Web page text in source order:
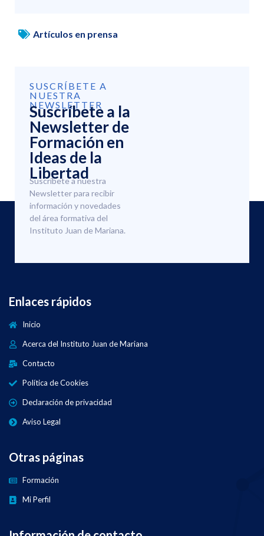
Artículos en prensa
SUSCRÍBETE A
NUESTRA
NEWSLETTER
Suscríbete a la
Newsletter de
Formación en
Ideas de la
Libertad
Suscríbete a nuestra
Newsletter para recibir
información y novedades
del área formativa del
Instituto Juan de Mariana.
Enlaces rápidos
Inicio
Acerca del Instituto Juan de Mariana
Contacto
Política de Cookies
Declaración de privacidad
Aviso Legal
Otras páginas
Formación
Mi Perfil